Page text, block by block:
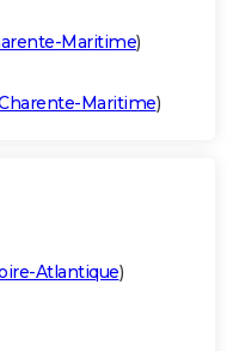
Maritime)
Maritime)
Atlantique)